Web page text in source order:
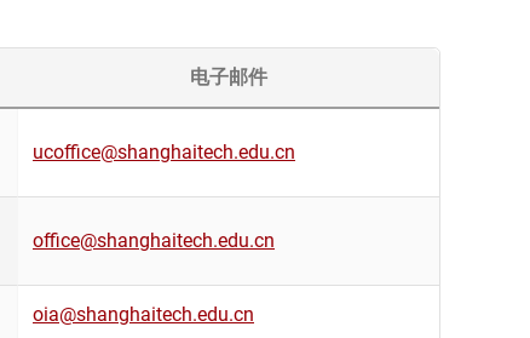
电子邮件
ucoffice@shanghaitech.edu.cn
office@shanghaitech.edu.cn
oia@shanghaitech.edu.cn